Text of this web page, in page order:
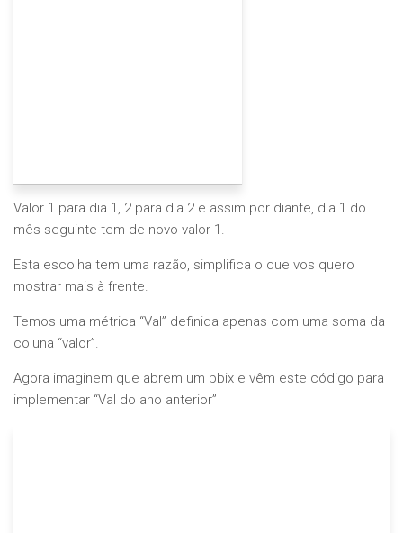
Valor 1 para dia 1, 2 para dia 2 e assim por diante, dia 1 do
mês seguinte tem de novo valor 1.
Esta escolha tem uma razão, simplifica o que vos quero
mostrar mais à frente.
Temos uma métrica “Val” definida apenas com uma soma da
coluna “valor”.
Agora imaginem que abrem um pbix e vêm este código para
implementar “Val do ano anterior”